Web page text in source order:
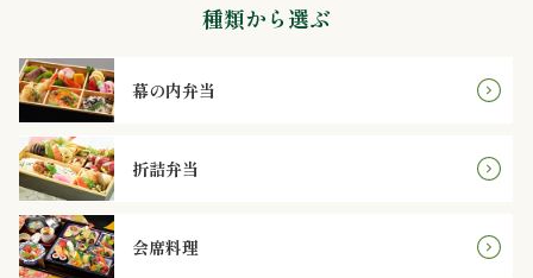
～
999
円
1,000
～
種類から選ぶ
幕の内弁当
折詰弁当
会席料理